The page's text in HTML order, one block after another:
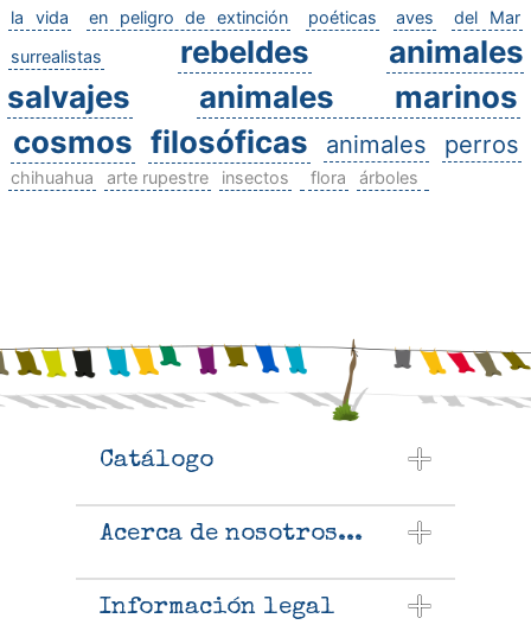
la vida en peligro de extinción poéticas aves
del Mar
surrealistas
rebeldes
animales
salvajes
animales marinos
cosmos filosóficas animales perros
chihuahua arte rupestre insectos flora árboles
Catálogo
Acerca de nosotros...
Información legal